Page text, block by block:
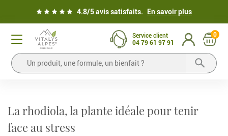
4.8/5 avis satisfaits. En savoir plus
Service client
04 79 61 97 91
0
La rhodiola, la plante idéale pour tenir
face au stress